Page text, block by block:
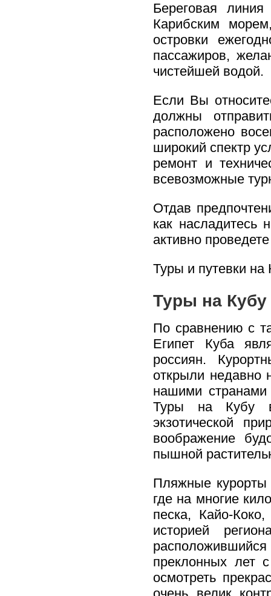
Береговая
Карибским
островки
пассажиров,
чистейшей водой.
Если Вы
должны
расположено
широкий спектр
ремонт и
всевозможные
Отдав
как
активно
Туры и путевки на
Туры на Кубу
По сравнению с
Египет Куба
россиян.
открыли недавно
нашими странами
Туры на Кубу
экзотической
воображение
пышной
Пляжные курорты
где на многие
песка, Кайо-
историей
расположившийся
преклонных лет
осмотреть